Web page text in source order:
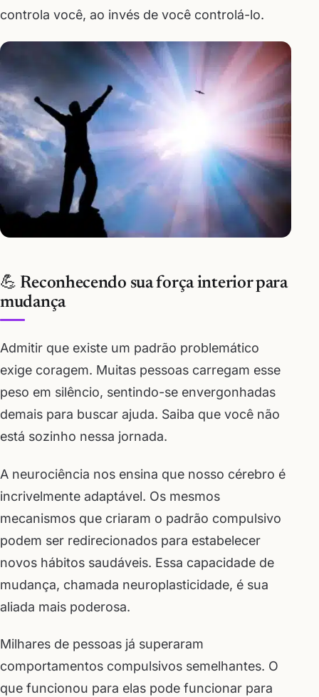
controla você, ao invés de você controlá-lo.
💪 Reconhecendo sua força interior para
mudança
Admitir que existe um padrão problemático
exige coragem. Muitas pessoas carregam esse
peso em silêncio, sentindo-se envergonhadas
demais para buscar ajuda. Saiba que você não
está sozinho nessa jornada.
A neurociência nos ensina que nosso cérebro é
incrivelmente adaptável. Os mesmos
mecanismos que criaram o padrão compulsivo
podem ser redirecionados para estabelecer
novos hábitos saudáveis. Essa capacidade de
mudança, chamada neuroplasticidade, é sua
aliada mais poderosa.
Milhares de pessoas já superaram
comportamentos compulsivos semelhantes. O
que funcionou para elas pode funcionar para